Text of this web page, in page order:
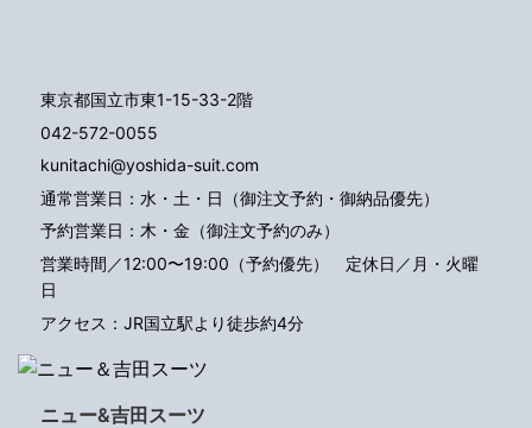
東京都国立市東1-15-33-2階
042-572-0055
kunitachi@yoshida-suit.com
通常営業日：水・土・日（御注文予約・御納品優先）
予約営業日：木・金（御注文予約のみ）
営業時間／12:00〜19:00（予約優先） 定休日／月・火曜
日
アクセス：JR国立駅より徒歩約4分
ニュー&吉田スーツ